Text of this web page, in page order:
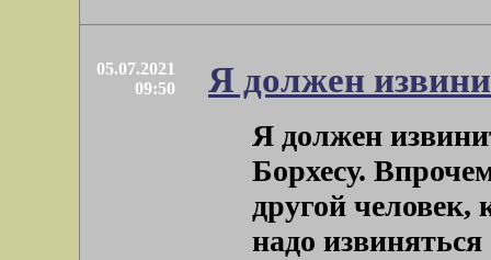
05.07.2021
09:50
Я должен
Я должен
Борхесу.
другой человек,
надо извиняться